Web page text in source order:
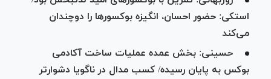
استکی: حضور احسان، انگیزه بوکسور‌ها را دوچندان
می‌کند
حسینی: بخش عمده عملیات ساخت آکادمی
بوکس به پایان رسیده/ کسب مدال در ناگویا دشوارتر